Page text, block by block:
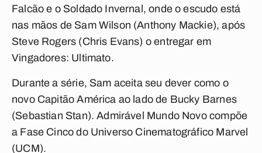
Falcão e o Soldado Invernal, onde o escudo está
nas mãos de Sam Wilson (Anthony Mackie), após
Steve Rogers (Chris Evans) o entregar em
Vingadores: Ultimato.
Durante a série, Sam aceita seu dever como o
novo Capitão América ao lado de Bucky Barnes
(Sebastian Stan). Admirável Mundo Novo compõe
a Fase Cinco do Universo Cinematográfico Marvel
(UCM).